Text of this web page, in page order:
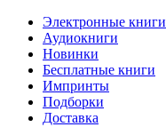
Электронные книги
Аудиокниги
Новинки
Бесплатные книги
Импринты
Подборки
Доставка